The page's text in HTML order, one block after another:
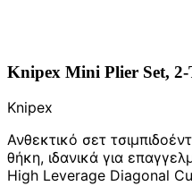
Knipex Mini Plier Set,
Knipex
Ανθεκτικό σετ
θήκη, ιδανικά για
High Leverage Diagonal